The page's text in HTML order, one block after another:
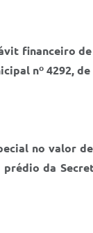
financeiro
nº 4292,
no valor
da